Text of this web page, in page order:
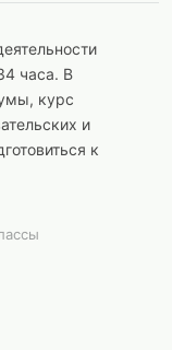
часа. В
курс
и
к